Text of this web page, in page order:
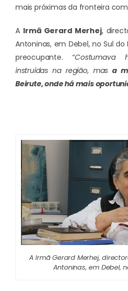
mais próximas da fronteira com
A Irmã Gerard Merhej,
Antoninas, em Debel, no Sul
preocupante. “Costumava
instruídas na região, masa
Beirute, onde há mais
A Irmã Gerard Merhej,
Antoninas, em Debel,